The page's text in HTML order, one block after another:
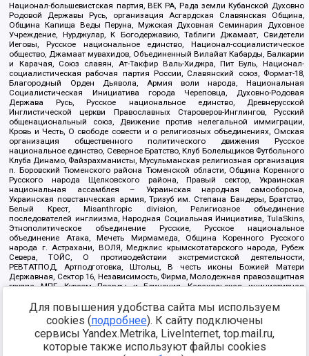
Национал-большевистская партия, ВЕК РА, Рада земли Кубанской Духовно
Родовой Державы Русь, организация Асгардская Славянская Община,
Община Капища Веды Перуна, Мужская Духовная Семинария Духовное
Учреждение, Нурджулар, К Богодержавию, Таблиги Джамаат, Свидетели
Иеговы, Русское национальное единство, Национал-социалистическое
общество, Джамаат мувахидов, Объединенный Вилайат Кабарды, Балкарии
и Карачая, Союз славян, Ат-Такфир Валь-Хиджра, Пит Буль, Национал-
социалистическая рабочая партия России, Славянский союз, Формат-18,
Благородный Орден Дьявола, Армия воли народа, Национальная
Социалистическая Инициатива города Череповца, Духовно-Родовая
Держава Русь, Русское национальное единство, Древнерусской
Инглистической церкви Православных Староверов-Инглингов, Русский
общенациональный союз, Движение против нелегальной иммиграции,
Кровь и Честь, О свободе совести и о религиозных объединениях, Омская
организация общественного политического движения Русское
национальное единство, Северное Братство, Клуб Болельщиков Футбольного
Клуба Динамо, Файзрахманисты, Мусульманская религиозная организация
п. Боровский Тюменского района Тюменской области, Община Коренного
Русского народа Щелковского района, Правый сектор, Украинская
национальная ассамблея – Украинская народная самооборона,
Украинская повстанческая армия, Тризуб им. Степана Бандеры, Братство,
Белый Крест, Misanthropic division, Религиозное объединение
последователей инглиизма, Народная Социальная Инициатива, TulaSkins,
Этнополитическое объединение Русские, Русское национальное
объединение Атака, Мечеть Мирмамеда, Община Коренного Русского
народа г. Астрахани, ВОЛЯ, Меджлис крымскотатарского народа, Рубеж
Севера, ТОЙС, О противодействии экстремистской деятельности,
РЕВТАТПОД, Артподготовка, Штольц, В честь иконы Божией Матери
Державная, Сектор 16, Независимость, Фирма, Молодежная правозащитная
группа МПГ, Курсом Правды и Единения, Каракольская инициативная
Благотворительный пансионат Ак Умут, Русская республика Русь,
Арестантское уголовное единство, Башкорт, Нация и свобода, W.H.С., Фалунь
Дафа, Иртыш Ultras, Русский Патриотический клуб-Новокузнецк/РПК,
Сибирский державный союз, Фонд борьбы с коррупцией, Фонд защиты прав
граждан, Штабы Навального, Совет граждан СССР Прикубанского округа г.
Для повышения удобства сайта мы используем
cookies (подробнее). К сайту подключены
сервисы Yandex.Metrika, LiveInternet, top.mail.ru,
которые также используют файлы cookies